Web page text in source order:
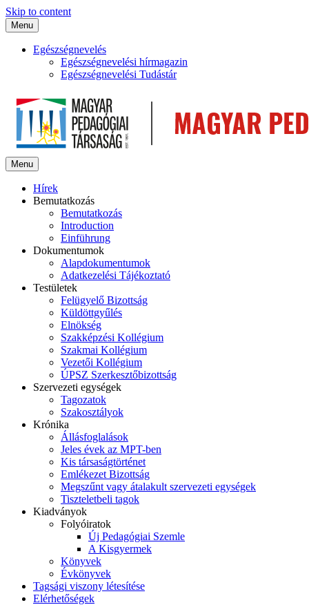
Skip to content
Menu
Egészségnevelés
Egészségnevelési hírmagazin
Egészségnevelési Tudástár
Menu
Hírek
Bemutatkozás
Bemutatkozás
Introduction
Einführung
Dokumentumok
Alapdokumentumok
Adatkezelési Tájékoztató
Testületek
Felügyelő Bizottság
Küldöttgyűlés
Elnökség
Szakképzési Kollégium
Szakmai Kollégium
Vezetői Kollégium
ÚPSZ Szerkesztőbizottság
Szervezeti egységek
Tagozatok
Szakosztályok
Krónika
Állásfoglalások
Jeles évek az MPT-ben
Kis társaságtörténet
Emlékezet Bizottság
Megszűnt vagy átalakult szervezeti egységek
Tiszteletbeli tagok
Kiadványok
Folyóiratok
Új Pedagógiai Szemle
A Kisgyermek
Könyvek
Évkönyvek
Tagsági viszony létesítése
Elérhetőségek